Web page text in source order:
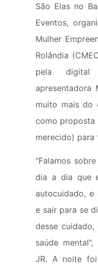
São Elas no
Eventos,
Mulher
Rolândia
pela digital
apresentadora
muito mais do
como proposta
merecido) para
“Falamos
dia a dia que
autocuidado,
e sair para se
desse
saúde
JR. A noite